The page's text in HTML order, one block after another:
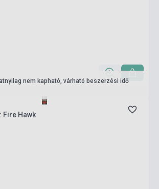
nem kapható, várható beszerzési idő
Fire Hawk